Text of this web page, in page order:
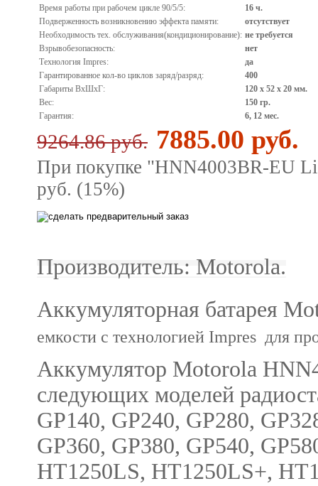
Время работы при рабочем цикле 90/5/5:
16 ч.
Подверженность возникновению эффекта памяти:
отсутствует
Необходимость тех. обслуживания(кондиционирование): не требуется
Взрывобезопасность:
нет
Технология Impres:
да
Гарантированное кол-во циклов заряд/разряд:
400
Габариты ВхШхГ:
120 х 52 х 20 мм.
Вес:
150 гр.
Гарантия:
6, 12 мес.
9264.86 руб. 7885.00 руб.
При покупке "HNN4003BR-EU
руб. (15%)
Производитель: Motorola.
Аккумуляторная батарея
емкости с технологией Impres для
Аккумулятор Motorola
следующих моделей
GP140, GP240, GP280,
GP360, GP380, GP540,
HT1250LS, HT1250LS+,